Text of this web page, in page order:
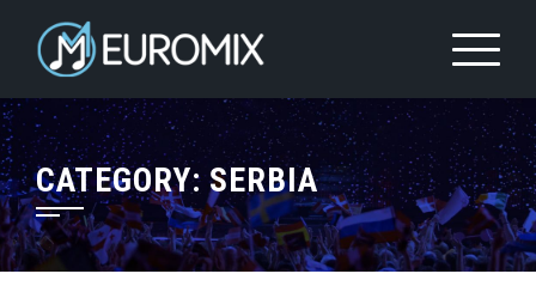
CATEGORY:SERBIA